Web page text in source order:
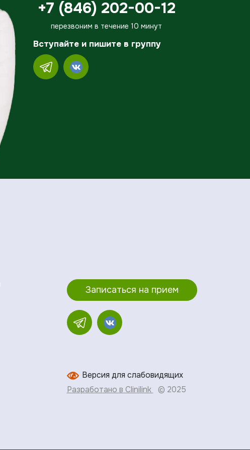
+7 (846) 202-00-12
перезвоним в течение 10 минут
Вступайте и пишите в группу
Записаться на прием
Версия для слабовидящих
Разработано в Clinilink
© 2025